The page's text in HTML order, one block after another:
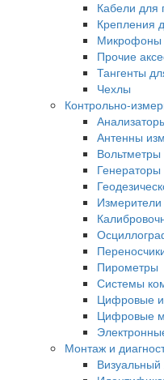
Кабели для
Крепления
Микрофоны
Прочие
Тангенты
Чехлы
Контрольно-
Антенны
Генераторы
Пирометры
Системы
Цифровые
Цифровые
Монтаж и